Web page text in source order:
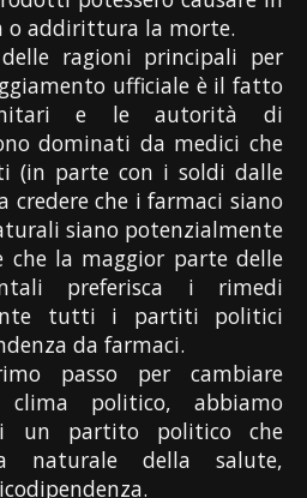
o addirittura la morte.
ragioni principali per
ufficiale è il fatto
e le autorità di
dominati da medici che
(in parte con i soldi dalle
credere che i farmaci siano
siano potenzialmente
che la maggior parte delle
preferisca i rimedi
tutti i partiti politici
da farmaci.
passo per cambiare
clima politico, abbiamo
un partito politico che
naturale della salute,